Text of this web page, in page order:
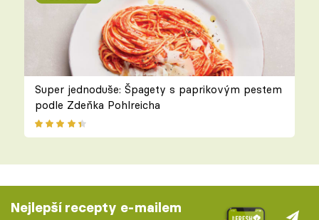
Super jednoduše: Špagety s paprikovým pestem
podle Zdeňka Pohlreicha
Nejlepší recepty e-mailem